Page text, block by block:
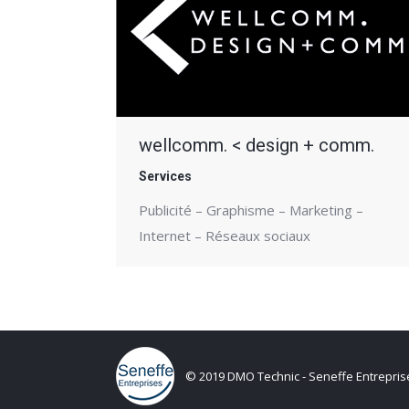
wellcomm. < design + comm.
Services
Publicité – Graphisme – Marketing –
Internet – Réseaux sociaux
© 2019 DMO Technic - Seneffe